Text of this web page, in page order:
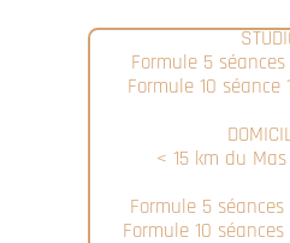
Formule 5
Formule 10 séance
< 15 km du
Formule 5
Formule 10